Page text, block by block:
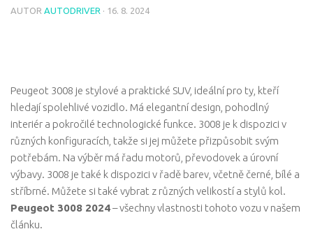
AUTOR AUTODRIVER · 16. 8. 2024
Peugeot 3008 je stylové a praktické SUV, ideální pro ty, kteří
hledají spolehlivé vozidlo. Má elegantní design, pohodlný
interiér a pokročilé technologické funkce. 3008 je k dispozici v
různých konfiguracích, takže si jej můžete přizpůsobit svým
potřebám. Na výběr má řadu motorů, převodovek a úrovní
výbavy. 3008 je také k dispozici v řadě barev, včetně černé, bílé a
stříbrné. Můžete si také vybrat z různých velikostí a stylů kol.
Peugeot 3008 2024– všechny vlastnosti tohoto vozu v našem
článku.